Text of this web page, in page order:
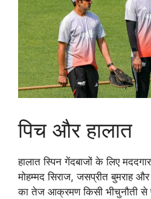
पिच और हालात
हालात स्पिन गेंदबाजों के लिए
मोहम्मद सिराज, जसप्रीत बुमराह
का तेज आक्रमण किसी भीचुनौती से